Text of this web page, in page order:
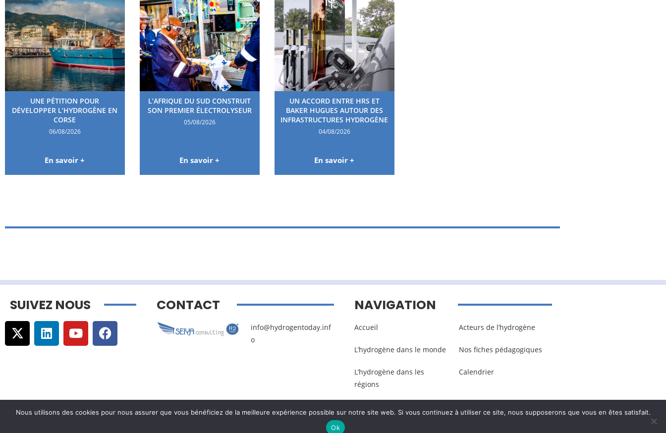
UNE PÉTITION POUR
DÉVELOPPER L’HYDROGÈNE EN
CORSE
06/08/2026
En savoir +
L’AFRIQUE DU SUD CONSTRUIT
SON PREMIER ÉLECTROLYSEUR
05/08/2026
En savoir +
UN ACCORD ENTRE HRS ET
BAKER HUGUES AUTOUR DES
INFRASTRUCTURES HYDROGÈNE
04/08/2026
En savoir +
SUIVEZ NOUS CONTACT
info@hydrogentoday.inf
o
NAVIGATION
Accueil
L’hydrogène dans le monde
L’hydrogène dans les
régions
Acteurs de l’hydrogène
Nos fiches pédagogiques
Calendrier
Mentions légales
Nous utilisons des cookies pour nous assurer que vous bénéficiez de la meilleure expérience possible sur notre site web. Si vous continuez à utiliser ce site, nous supposerons que vous en êtes satisfait.
Ok